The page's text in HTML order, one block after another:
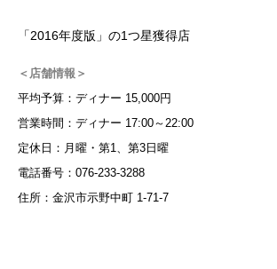
「2016年度版」の1つ星獲得店
＜店舗情報＞
平均予算：ディナー 15,000円
営業時間：ディナー 17:00～22:00
定休日：月曜・第1、第3日曜
電話番号：076-233-3288
住所：金沢市示野中町 1-71-7